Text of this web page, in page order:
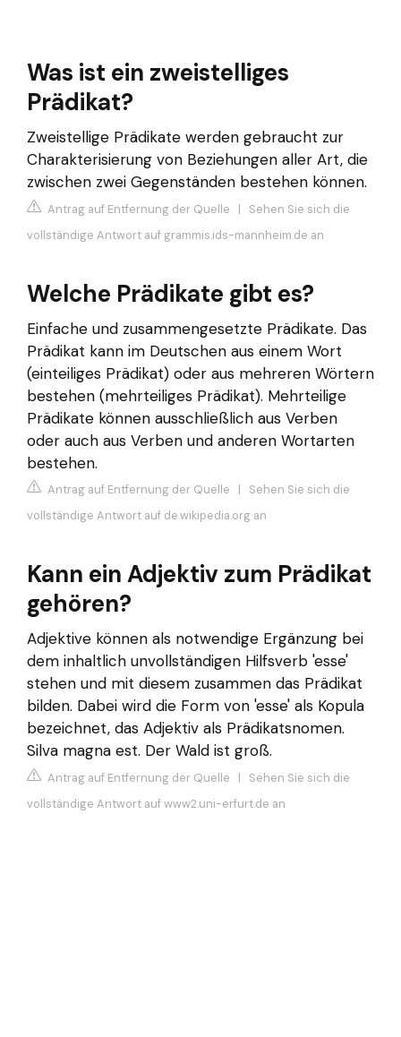
Was ist ein zweistelliges
Prädikat?
Zweistellige Prädikate werden gebraucht zur
Charakterisierung von Beziehungen aller Art, die
zwischen zwei Gegenständen bestehen können.
Antrag auf Entfernung der Quelle | Sehen Sie sich die
vollständige Antwort auf grammis.ids-mannheim.de an
Welche Prädikate gibt es?
Einfache und zusammengesetzte Prädikate. Das
Prädikat kann im Deutschen aus einem Wort
(einteiliges Prädikat) oder aus mehreren Wörtern
bestehen (mehrteiliges Prädikat). Mehrteilige
Prädikate können ausschließlich aus Verben
oder auch aus Verben und anderen Wortarten
bestehen.
Antrag auf Entfernung der Quelle | Sehen Sie sich die
vollständige Antwort auf de.wikipedia.org an
Kann ein Adjektiv zum Prädikat
gehören?
Adjektive können als notwendige Ergänzung bei
dem inhaltlich unvollständigen Hilfsverb 'esse'
stehen und mit diesem zusammen das Prädikat
bilden. Dabei wird die Form von 'esse' als Kopula
bezeichnet, das Adjektiv als Prädikatsnomen.
Silva magna est. Der Wald ist groß.
Antrag auf Entfernung der Quelle | Sehen Sie sich die
vollständige Antwort auf www2.uni-erfurt.de an